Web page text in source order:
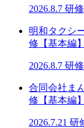
2026.8.7 研
明和タクシ
修【基本編
2026.8.7 研
合同会社ま
修【基本編
2026.7.21 研